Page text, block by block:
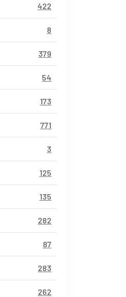
422
8
379
54
173
771
3
125
135
282
87
283
262